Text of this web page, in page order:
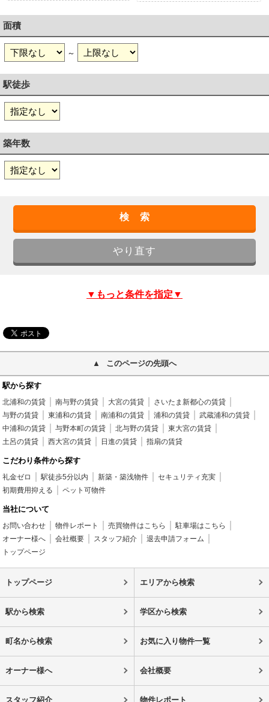
面積
～
駅徒歩
築年数
▼もっと条件を指定▼
このページの先頭へ
駅から探す
北浦和の賃貸 南与野の賃貸 大宮の賃貸
さいたま新都心の賃貸
与野の賃貸
東浦和の賃貸 南浦和の賃貸 浦和の賃貸
武蔵浦和の賃貸
中浦和の賃貸
与野本町の賃貸 北与野の賃貸
東大宮の賃貸
土呂の賃貸
西大宮の賃貸 日進の賃貸 指扇の賃貸
こだわり条件から探す
礼金ゼロ 駅徒歩5分以内 新築・築浅物件
セキュリティ充実
初期費用抑える
ペット可物件
当社について
お問い合わせ 物件レポート 売買物件はこちら
駐車場はこちら
オーナー様へ
会社概要 スタッフ紹介
退去申請フォーム
トップページ
トップページ エリアから検索
駅から検索 学区から検索
町名から検索 お気に入り物件一覧
オーナー様へ 会社概要
スタッフ紹介 物件レポート